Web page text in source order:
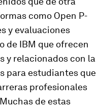
como Open P-
y evaluaciones
de IBM que ofrecen
y relacionados con la
para estudiantes que
profesionales
de estas